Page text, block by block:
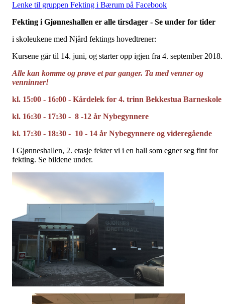
Lenke til gruppen Fekting i Bærum på Facebook
Fekting i Gjønneshallen er alle tirsdager - Se under for tider
i skoleukene med Njård fektings hovedtrener:
Kursene går til 14. juni, og starter opp igjen fra 4. september 2018.
Alle kan komme og prøve et par ganger. Ta med venner og
venninner!
kl. 15:00 - 16:00 - Kårdelek for 4. trinn Bekkestua Barneskole
kl. 16:30 - 17:30 - 8 -12 år Nybegynnere
kl. 17:30 - 18:30 - 10 - 14 år Nybegynnere og videregående
I Gjønneshallen, 2. etasje fekter vi i en hall som egner seg fint for
fekting. Se bildene under.